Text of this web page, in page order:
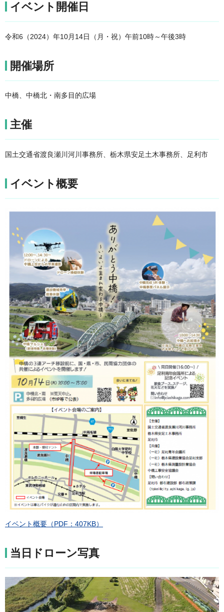
イベント開催日
令和6（2024）年10月14日（月・祝）午前10時～午後3時
開催場所
中橋、中橋北・南多目的広場
主催
国土交通省渡良瀬川河川事務所、栃木県安足土木事務所、足利市
イベント概要
イベント概要（PDF：407KB）
当日ドローン写真